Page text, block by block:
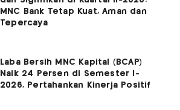
MNC Bank Tetap Kuat, Aman dan
Tepercaya
Laba Bersih MNC Kapital (BCAP)
Naik 24 Persen di Semester I-
2026, Pertahankan Kinerja Positif